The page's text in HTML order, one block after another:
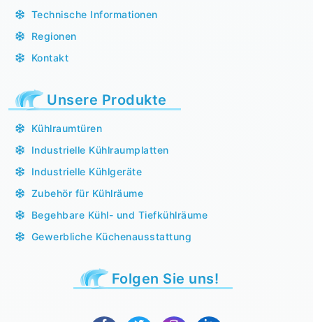
Technische Informationen
Regionen
Kontakt
Unsere Produkte
Kühlraumtüren
Industrielle Kühlraumplatten
Industrielle Kühlgeräte
Zubehör für Kühlräume
Begehbare Kühl- und Tiefkühlräume
Gewerbliche Küchenausstattung
Folgen Sie uns!